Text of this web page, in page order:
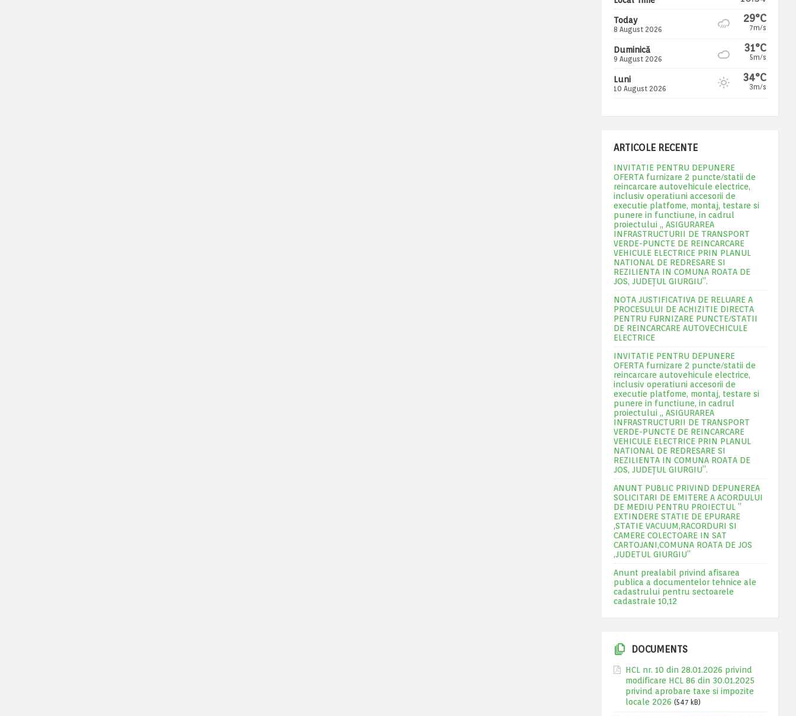
Today
8 August 2026
29°C
7m/s
Duminică
9 August 2026
31°C
5m/s
Luni
10 August 2026
34°C
3m/s
ARTICOLE RECENTE
INVITATIE PENTRU DEPUNERE
OFERTA furnizare 2 puncte/statii de
reincarcare autovehicule electrice,
inclusiv operatiuni accesorii de
executie platfome, montaj, testare si
punere in functiune, in cadrul
proiectului „ ASIGURAREA
INFRASTRUCTURII DE TRANSPORT
VERDE-PUNCTE DE REINCARCARE
VEHICULE ELECTRICE PRIN PLANUL
NATIONAL DE REDRESARE SI
REZILIENTA IN COMUNA ROATA DE
JOS, JUDEŢUL GIURGIU”.
NOTA JUSTIFICATIVA DE RELUARE A
PROCESULUI DE ACHIZITIE DIRECTA
PENTRU FURNIZARE PUNCTE/STATII
DE REINCARCARE AUTOVECHICULE
ELECTRICE
INVITATIE PENTRU DEPUNERE
OFERTA furnizare 2 puncte/statii de
reincarcare autovehicule electrice,
inclusiv operatiuni accesorii de
executie platfome, montaj, testare si
punere in functiune, in cadrul
proiectului „ ASIGURAREA
INFRASTRUCTURII DE TRANSPORT
VERDE-PUNCTE DE REINCARCARE
VEHICULE ELECTRICE PRIN PLANUL
NATIONAL DE REDRESARE SI
REZILIENTA IN COMUNA ROATA DE
JOS, JUDEŢUL GIURGIU”.
ANUNT PUBLIC PRIVIND DEPUNEREA
SOLICITARI DE EMITERE A ACORDULUI
DE MEDIU PENTRU PROIECTUL ”
EXTINDERE STATIE DE EPURARE
,STATIE VACUUM,RACORDURI SI
CAMERE COLECTOARE IN SAT
CARTOJANI,COMUNA ROATA DE JOS
,JUDETUL GIURGIU”
Anunt prealabil privind afisarea
publica a documentelor tehnice ale
cadastrului pentru sectoarele
cadastrale 10,12
DOCUMENTS
HCL nr. 10 din 28.01.2026 privind
modificare HCL 86 din 30.01.2025
privind aprobare taxe si impozite
locale 2026 (547 kB)